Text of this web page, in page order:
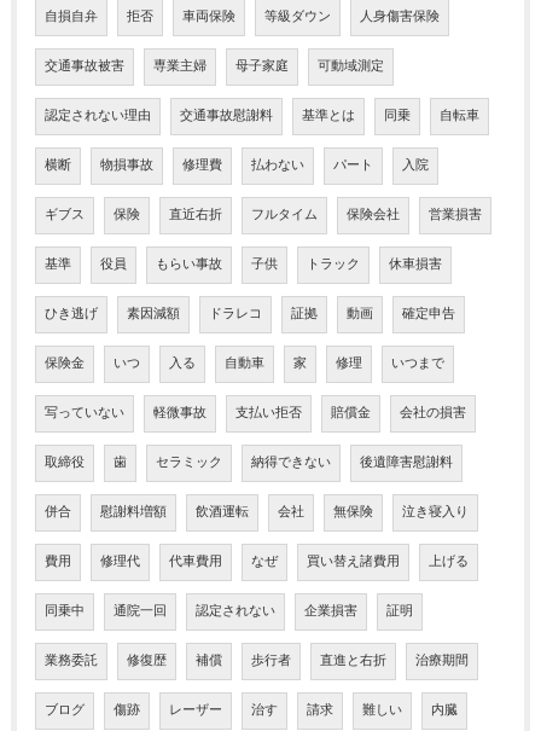
自損自弁 拒否 車両保険 等級ダウン 人身傷害保険
交通事故被害 専業主婦 母子家庭 可動域測定
認定されない理由 交通事故慰謝料 基準とは 同乗 自転車
横断 物損事故 修理費 払わない パート 入院
ギブス 保険 直近右折 フルタイム 保険会社 営業損害
基準 役員 もらい事故 子供 トラック 休車損害
ひき逃げ 素因減額 ドラレコ 証拠 動画 確定申告
保険金 いつ 入る 自動車 家 修理 いつまで
写っていない 軽微事故 支払い拒否 賠償金 会社の損害
取締役 歯 セラミック 納得できない 後遺障害慰謝料
併合 慰謝料増額 飲酒運転 会社 無保険 泣き寝入り
費用 修理代 代車費用 なぜ 買い替え諸費用 上げる
同乗中 通院一回 認定されない 企業損害 証明
業務委託 修復歴 補償 歩行者 直進と右折 治療期間
ブログ 傷跡 レーザー 治す 請求 難しい 内臓